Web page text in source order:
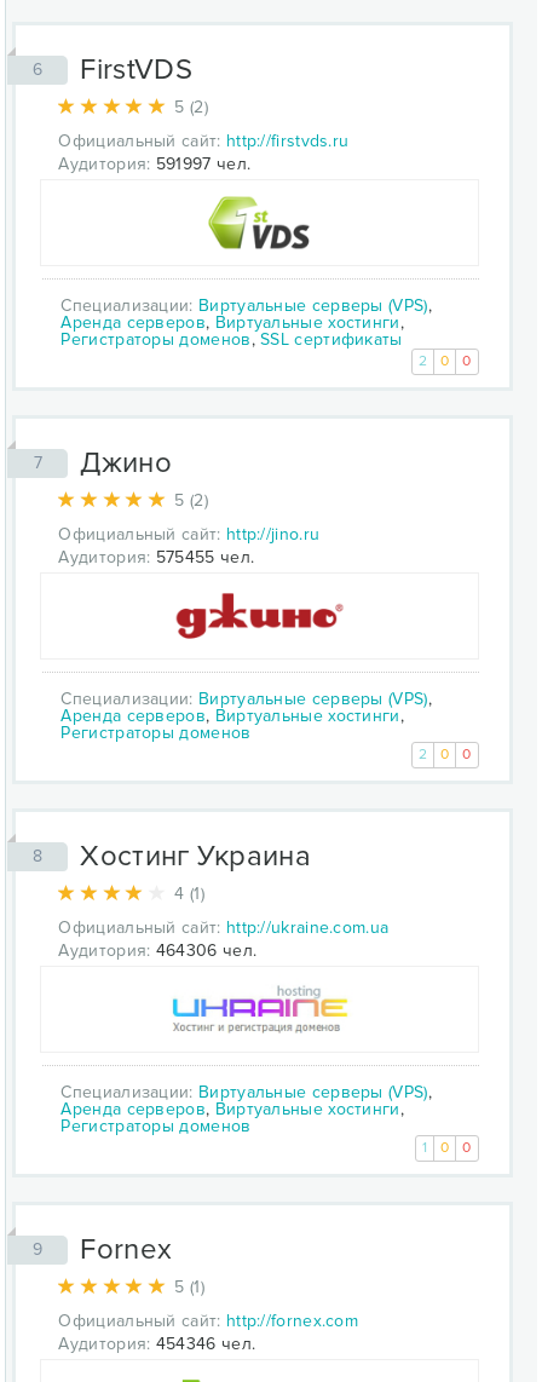
6 FirstVDS
5 (2)
Официальный сайт: http://firstvds.ru
Аудитория: 591997 чел.
Специализации: Виртуальные серверы (VPS),
Аренда серверов, Виртуальные хостинги,
Регистраторы доменов,SSL сертификаты
2 0 0
7 Джино
5 (2)
Официальный сайт: http://jino.ru
Аудитория: 575455 чел.
Специализации: Виртуальные серверы (VPS),
Аренда серверов, Виртуальные хостинги,
Регистраторы доменов
2 0 0
8 Хостинг Украина
4 (1)
Официальный сайт: http://ukraine.com.ua
Аудитория: 464306 чел.
Специализации: Виртуальные серверы (VPS),
Аренда серверов, Виртуальные хостинги,
Регистраторы доменов
1 0 0
9 Fornex
5 (1)
Официальный сайт: http://fornex.com
Аудитория: 454346 чел.